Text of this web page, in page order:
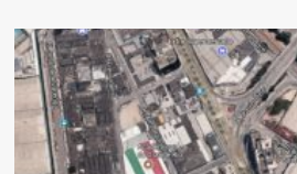
Processo
da
tela
:
Favela
sangra,
mas